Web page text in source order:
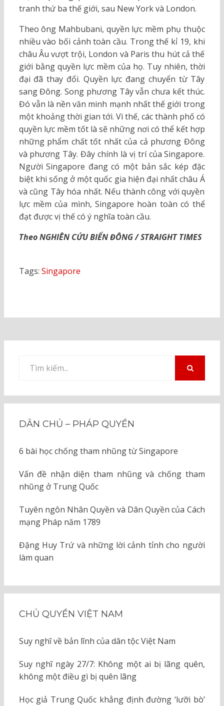
tranh thứ ba thế giới, sau New York và London.
Theo ông Mahbubani, quyền lực mềm phụ thuộc
nhiều vào bối cảnh toàn cầu. Trong thế kỉ 19, khi
châu Âu vượt trội, London và Paris thu hút cả thế
giới bằng quyền lực mềm của họ. Tuy nhiên, thời
đại đã thay đổi. Quyền lực đang chuyển từ Tây
sang Đông. Song phương Tây vẫn chưa kết thúc.
Đó vẫn là nền văn minh mạnh nhất thế giới trong
một khoảng thời gian tới. Vì thế, các thành phố có
quyền lực mềm tốt là sẽ những nơi có thể kết hợp
những phẩm chất tốt nhất của cả phương Đông
và phương Tây. Đây chính là vị trí của Singapore.
Người Singapore đang có một bản sắc kép đặc
biệt khi sống ở một quốc gia hiện đại nhất châu Á
và cũng Tây hóa nhất. Nếu thành công với quyền
lực mềm của mình, Singapore hoàn toàn có thể
đạt được vị thế có ý nghĩa toàn cầu.
Theo NGHIÊN CỨU BIỂN ĐÔNG / STRAIGHT TIMES
Tags: Singapore
kiếm
DÂN CHỦ – PHÁP QUYỀN
6 bài học chống tham nhũng từ Singapore
Vấn đề nhận diện tham nhũng và chống tham
nhũng ở Trung Quốc
Tuyên ngôn Nhân Quyền và Dân Quyền của Cách
mạng Pháp năm 1789
Đặng Huy Trứ và những lời cảnh tỉnh cho người
làm quan
CHỦ QUYỀN VIỆT NAM
Suy nghĩ về bản lĩnh của dân tộc Việt Nam
Suy nghĩ ngày 27/7: Không một ai bị lãng quên,
không một điều gì bị quên lãng
Học giả Trung Quốc khẳng định đường ‘lưỡi bò’